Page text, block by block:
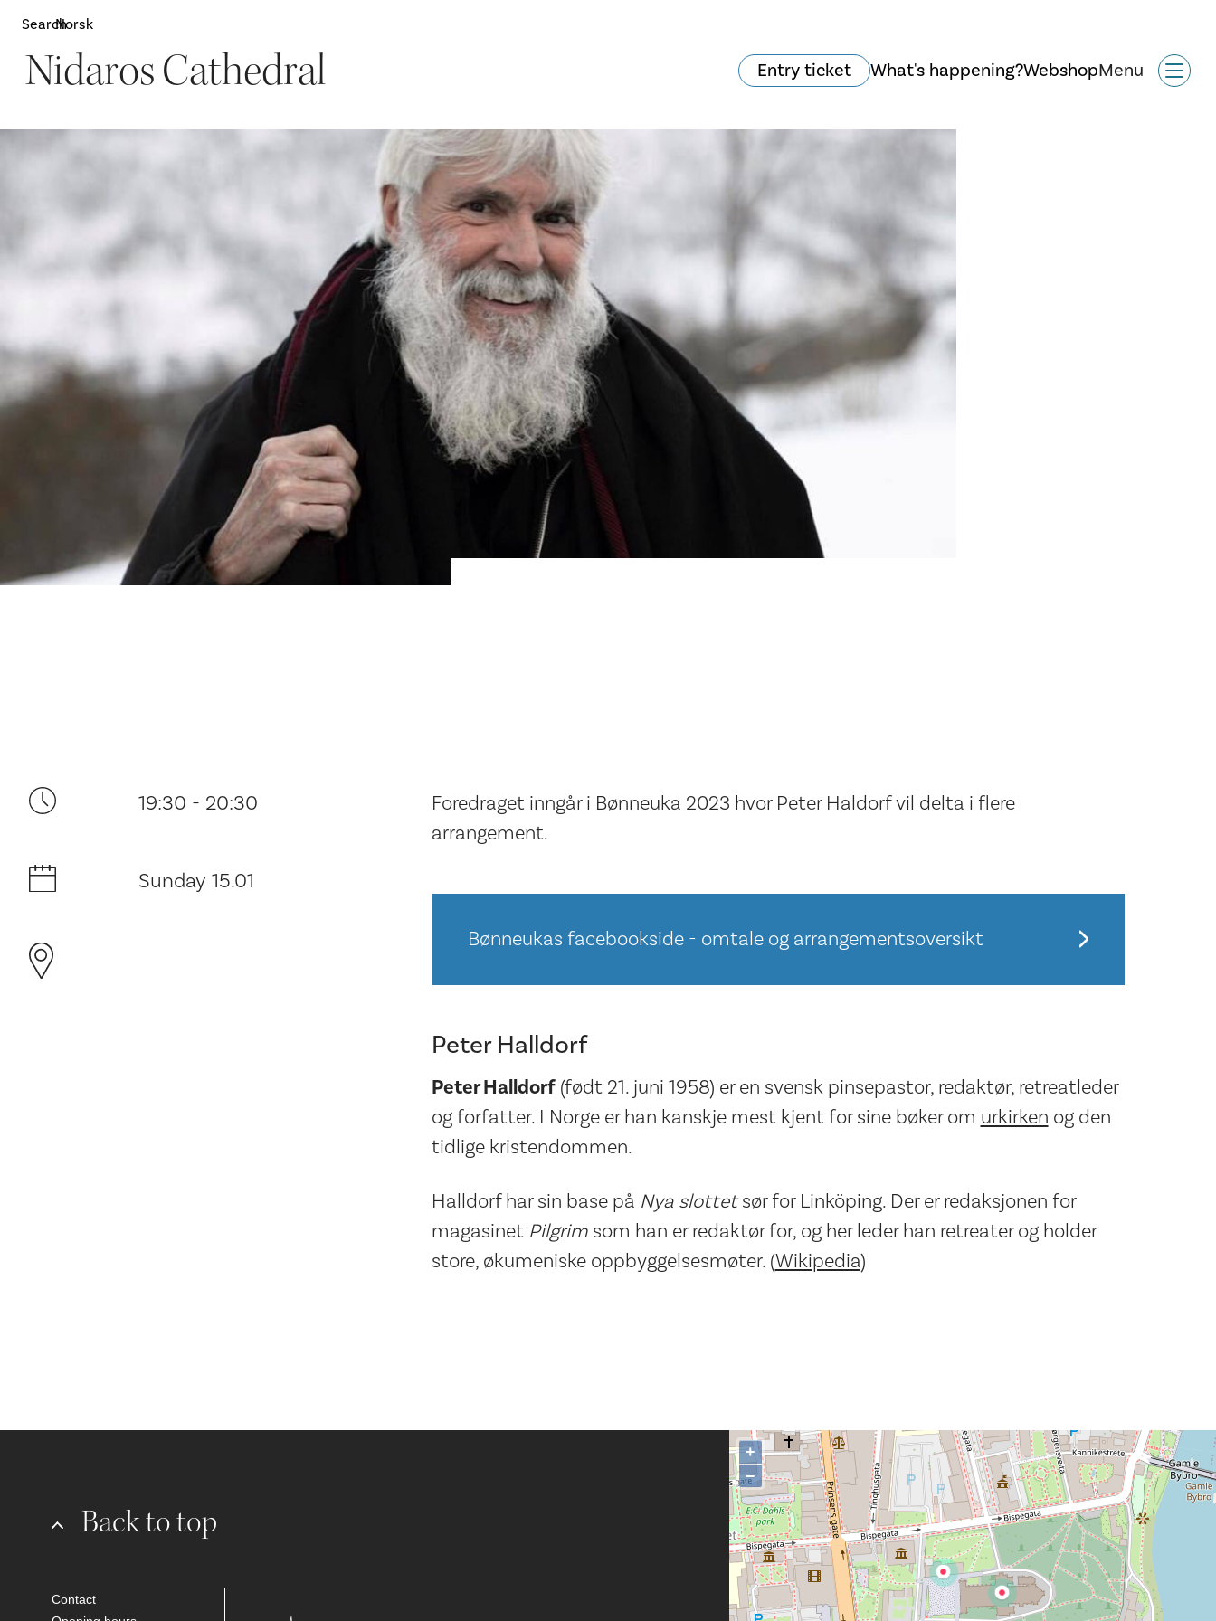
SearchNorsk
Nidaros Cathedral Entry ticket What's happening?WebshopMenu
The music in the
19:30 - 20:30
Sunday 15.01
Foredraget inngår i Bønneuka 2023 hvor Peter Haldorf vil delta i flere
arrangement.
Bønneukas facebookside - omtale og arrangementsoversikt
Peter Halldorf
Peter Halldorf(født 21. juni 1958) er en svensk pinsepastor, redaktør, retreatleder
og forfatter. I Norge er han kanskje mest kjent for sine bøker om urkirken og den
tidlige kristendommen.
Halldorf har sin base på Nya slottetsør for Linköping. Der er redaksjonen for
magasinet Pilgrimsom han er redaktør for, og her leder han retreater og holder
store, økumeniske oppbyggelsesmøter. (Wikipedia)
Back to top
Contact
+
−